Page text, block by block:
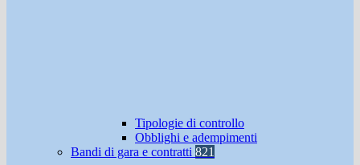
Tipologie di controllo
Obblighi e adempimenti
Bandi di gara e contratti 821